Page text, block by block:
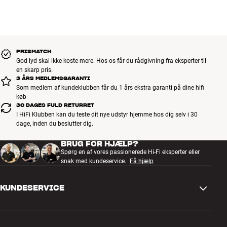
PRISMATCH
God lyd skal ikke koste mere. Hos os får du rådgivning fra eksperter til
en skarp pris.
3 ÅRS MEDLEMSGARANTI
Som medlem af kundeklubben får du 1 års ekstra garanti på dine hifi
køb
30 DAGES FULD RETURRET
I HiFi Klubben kan du teste dit nye udstyr hjemme hos dig selv i 30
dage, inden du beslutter dig.
BRUG FOR HJÆLP?
Spørg en af vores passionerede Hi-Fi eksperter eller
snak med kundeservice.
Få hjælp
KUNDESERVICE